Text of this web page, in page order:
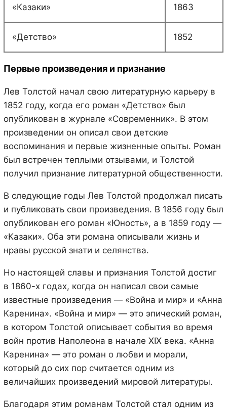
«Казаки» 1863
«Детство» 1852
Первые произведения и признание
Лев Толстой начал свою литературную карьеру в
1852 году, когда его роман «Детство» был
опубликован в журнале «Современник». В этом
произведении он описал свои детские
воспоминания и первые жизненные опыты. Роман
был встречен теплыми отзывами, и Толстой
получил признание литературной общественности.
В следующие годы Лев Толстой продолжал писать
и публиковать свои произведения. В 1856 году был
опубликован его роман «Юность», а в 1859 году —
«Казаки». Оба эти романа описывали жизнь и
нравы русской знати и селянства.
Но настоящей славы и признания Толстой достиг
в 1860-х годах, когда он написал свои самые
известные произведения — «Война и мир» и «Анна
Каренина». «Война и мир» — это эпический роман,
в котором Толстой описывает события во время
войн против Наполеона в начале XIX века. «Анна
Каренина» — это роман о любви и морали,
который до сих пор считается одним из
величайших произведений мировой литературы.
Благодаря этим романам Толстой стал одним из